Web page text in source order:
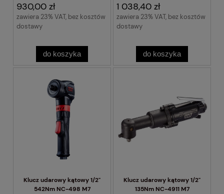
930,00 zł
zawiera 23% VAT, bez kosztów
dostawy
do koszyka
1 038,40 zł
zawiera 23% VAT, bez kosztów
dostawy
do koszyka
Klucz udarowy kątowy 1/2"
542Nm NC-498 M7
Klucz udarowy kątowy 1/2"
135Nm NC-4911 M7